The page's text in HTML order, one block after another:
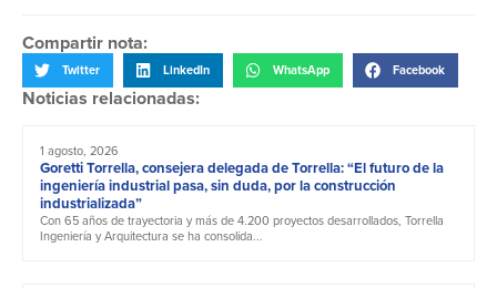
Compartir nota:
Twitter LinkedIn WhatsApp Facebook
Noticias relacionadas:
1 agosto, 2026
Goretti Torrella, consejera delegada de Torrella: “El futuro de la
ingeniería industrial pasa, sin duda, por la construcción
industrializada”
Con 65 años de trayectoria y más de 4.200 proyectos desarrollados, Torrella
Ingeniería y Arquitectura se ha consolida...